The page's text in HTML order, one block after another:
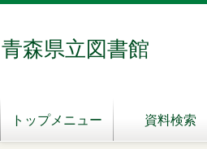
青森県立図書館
トップメニュー 資料検索